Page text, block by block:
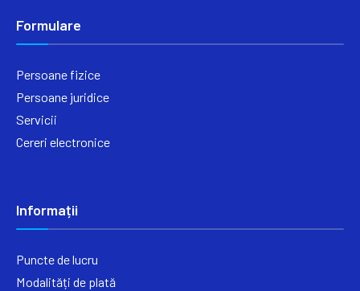
Formulare
Persoane fizice
Persoane juridice
Servicii
Cereri electronice
Informații
Puncte de lucru
Modalități de plată